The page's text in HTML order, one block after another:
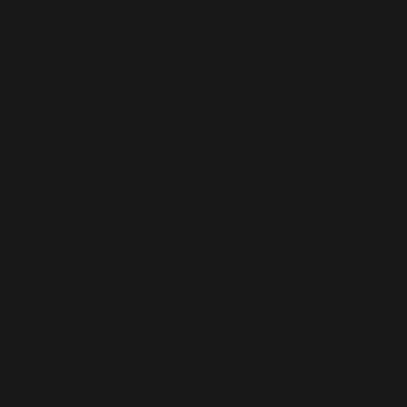
pas à contacter notre
de l'information sur votre